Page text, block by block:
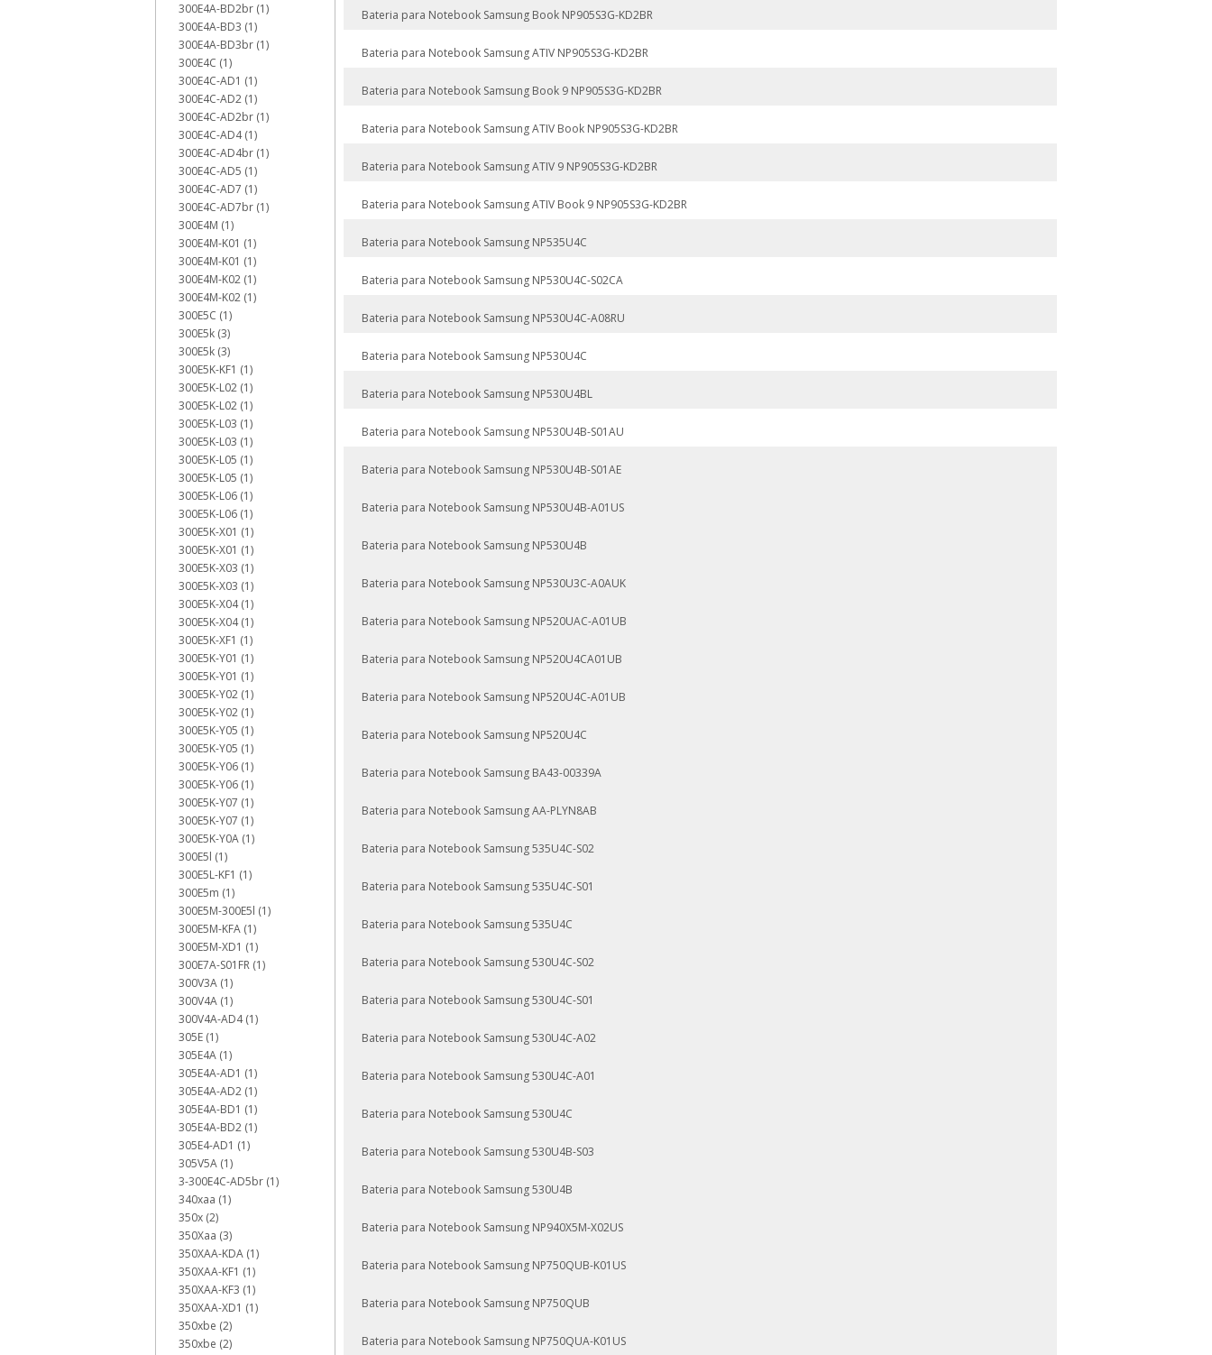
300E4A-BD2br (1)
300E4A-BD3 (1)
300E4A-BD3br (1)
300E4C (1)
300E4C-AD1 (1)
300E4C-AD2 (1)
300E4C-AD2br (1)
300E4C-AD4 (1)
300E4C-AD4br (1)
300E4C-AD5 (1)
300E4C-AD7 (1)
300E4C-AD7br (1)
300E4M (1)
300E4M-K01 (1)
300E4M-K01 (1)
300E4M-K02 (1)
300E4M-K02 (1)
300E5C (1)
300E5k (3)
300E5k (3)
300E5K-KF1 (1)
300E5K-L02 (1)
300E5K-L02 (1)
300E5K-L03 (1)
300E5K-L03 (1)
300E5K-L05 (1)
300E5K-L05 (1)
300E5K-L06 (1)
300E5K-L06 (1)
300E5K-X01 (1)
300E5K-X01 (1)
300E5K-X03 (1)
300E5K-X03 (1)
300E5K-X04 (1)
300E5K-X04 (1)
300E5K-XF1 (1)
300E5K-Y01 (1)
300E5K-Y01 (1)
300E5K-Y02 (1)
300E5K-Y02 (1)
300E5K-Y05 (1)
300E5K-Y05 (1)
300E5K-Y06 (1)
300E5K-Y06 (1)
300E5K-Y07 (1)
300E5K-Y07 (1)
300E5K-Y0A (1)
300E5l (1)
300E5L-KF1 (1)
300E5m (1)
300E5M-300E5l (1)
300E5M-KFA (1)
300E5M-XD1 (1)
300E7A-S01FR (1)
300V3A (1)
300V4A (1)
300V4A-AD4 (1)
305E (1)
305E4A (1)
305E4A-AD1 (1)
305E4A-AD2 (1)
305E4A-BD1 (1)
305E4A-BD2 (1)
305E4-AD1 (1)
305V5A (1)
3-300E4C-AD5br (1)
340xaa (1)
350x (2)
350Xaa (3)
350XAA-KDA (1)
350XAA-KF1 (1)
350XAA-KF3 (1)
350XAA-XD1 (1)
350xbe (2)
350xbe (2)
Bateria para Notebook Samsung Book NP905S3G-KD2BR
Bateria para Notebook Samsung ATIV NP905S3G-KD2BR
Bateria para Notebook Samsung Book 9 NP905S3G-KD2BR
Bateria para Notebook Samsung ATIV Book NP905S3G-KD2BR
Bateria para Notebook Samsung ATIV 9 NP905S3G-KD2BR
Bateria para Notebook Samsung ATIV Book 9 NP905S3G-KD2BR
Bateria para Notebook Samsung NP535U4C
Bateria para Notebook Samsung NP530U4C-S02CA
Bateria para Notebook Samsung NP530U4C-A08RU
Bateria para Notebook Samsung NP530U4C
Bateria para Notebook Samsung NP530U4BL
Bateria para Notebook Samsung NP530U4B-S01AU
Bateria para Notebook Samsung NP530U4B-S01AE
Bateria para Notebook Samsung NP530U4B-A01US
Bateria para Notebook Samsung NP530U4B
Bateria para Notebook Samsung NP530U3C-A0AUK
Bateria para Notebook Samsung NP520UAC-A01UB
Bateria para Notebook Samsung NP520U4CA01UB
Bateria para Notebook Samsung NP520U4C-A01UB
Bateria para Notebook Samsung NP520U4C
Bateria para Notebook Samsung BA43-00339A
Bateria para Notebook Samsung AA-PLYN8AB
Bateria para Notebook Samsung 535U4C-S02
Bateria para Notebook Samsung 535U4C-S01
Bateria para Notebook Samsung 535U4C
Bateria para Notebook Samsung 530U4C-S02
Bateria para Notebook Samsung 530U4C-S01
Bateria para Notebook Samsung 530U4C-A02
Bateria para Notebook Samsung 530U4C-A01
Bateria para Notebook Samsung 530U4C
Bateria para Notebook Samsung 530U4B-S03
Bateria para Notebook Samsung 530U4B
Bateria para Notebook Samsung NP940X5M-X02US
Bateria para Notebook Samsung NP750QUB-K01US
Bateria para Notebook Samsung NP750QUB
Bateria para Notebook Samsung NP750QUA-K01US